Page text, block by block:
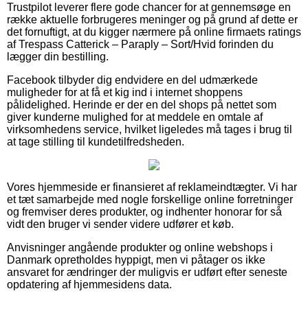
Trustpilot leverer flere gode chancer for at gennemsøge en
række aktuelle forbrugeres meninger og på grund af dette er
det fornuftigt, at du kigger nærmere på online firmaets ratings
af Trespass Catterick – Paraply – Sort/Hvid forinden du
lægger din bestilling.
Facebook tilbyder dig endvidere en del udmærkede
muligheder for at få et kig ind i internet shoppens
pålidelighed. Herinde er der en del shops på nettet som
giver kunderne mulighed for at meddele en omtale af
virksomhedens service, hvilket ligeledes må tages i brug til
at tage stilling til kundetilfredsheden.
Vores hjemmeside er finansieret af reklameindtægter. Vi har
et tæt samarbejde med nogle forskellige online forretninger
og fremviser deres produkter, og indhenter honorar for så
vidt den bruger vi sender videre udfører et køb.
Anvisninger angående produkter og online webshops i
Danmark opretholdes hyppigt, men vi påtager os ikke
ansvaret for ændringer der muligvis er udført efter seneste
opdatering af hjemmesidens data.